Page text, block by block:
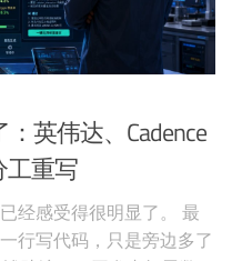
：英伟达、Cadence
重写
经感受得很明显了。 最
行写代码，只是旁边多了